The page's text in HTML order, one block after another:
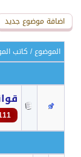
اضافة موضوع جديد
الموضوع/ كاتب